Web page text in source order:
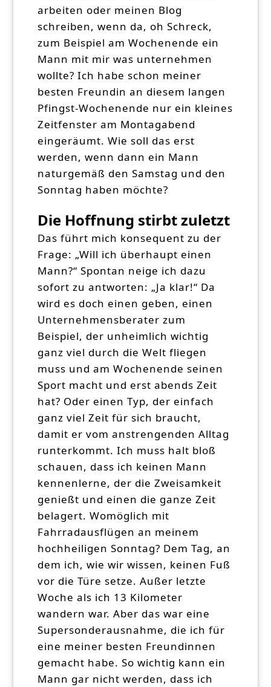
arbeiten oder meinen Blog
schreiben, wenn da, oh Schreck,
zum Beispiel am Wochenende ein
Mann mit mir was unternehmen
wollte? Ich habe schon meiner
besten Freundin an diesem langen
Pfingst-Wochenende nur ein kleines
Zeitfenster am Montagabend
eingeräumt. Wie soll das erst
werden, wenn dann ein Mann
naturgemäß den Samstag und den
Sonntag haben möchte?
Die Hoffnung stirbt zuletzt
Das führt mich konsequent zu der
Frage: „Will ich überhaupt einen
Mann?“ Spontan neige ich dazu
sofort zu antworten: „Ja klar!“ Da
wird es doch einen geben, einen
Unternehmensberater zum
Beispiel, der unheimlich wichtig
ganz viel durch die Welt fliegen
muss und am Wochenende seinen
Sport macht und erst abends Zeit
hat? Oder einen Typ, der einfach
ganz viel Zeit für sich braucht,
damit er vom anstrengenden Alltag
runterkommt. Ich muss halt bloß
schauen, dass ich keinen Mann
kennenlerne, der die Zweisamkeit
genießt und einen die ganze Zeit
belagert. Womöglich mit
Fahrradausflügen an meinem
hochheiligen Sonntag? Dem Tag, an
dem ich, wie wir wissen, keinen Fuß
vor die Türe setze. Außer letzte
Woche als ich 13 Kilometer
wandern war. Aber das war eine
Supersonderausnahme, die ich für
eine meiner besten Freundinnen
gemacht habe. So wichtig kann ein
Mann gar nicht werden, dass ich